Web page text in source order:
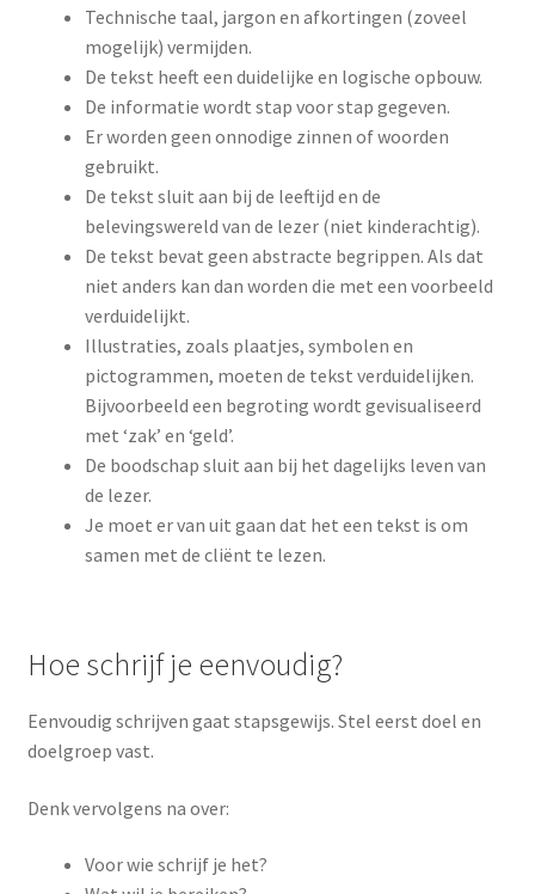
Technische taal, jargon en afkortingen (zoveel
mogelijk) vermijden.
De tekst heeft een duidelijke en logische opbouw.
De informatie wordt stap voor stap gegeven.
Er worden geen onnodige zinnen of woorden
gebruikt.
De tekst sluit aan bij de leeftijd en de
belevingswereld van de lezer (niet kinderachtig).
De tekst bevat geen abstracte begrippen. Als dat
niet anders kan dan worden die met een voorbeeld
verduidelijkt.
Illustraties, zoals plaatjes, symbolen en
pictogrammen, moeten de tekst verduidelijken.
Bijvoorbeeld een begroting wordt gevisualiseerd
met ‘zak’ en ‘geld’.
De boodschap sluit aan bij het dagelijks leven van
de lezer.
Je moet er van uit gaan dat het een tekst is om
samen met de cliënt te lezen.
Hoe schrijf je eenvoudig?
Eenvoudig schrijven gaat stapsgewijs. Stel eerst doel en
doelgroep vast.
Denk vervolgens na over:
Voor wie schrijf je het?